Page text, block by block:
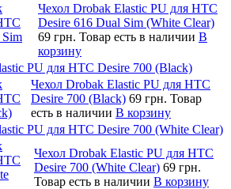
Чехол Drobak Elastic PU для HTC
Desire 616 Dual Sim (White Clear)
69 грн. Товар есть в наличии В
корзину
PU для HTC Desire 700 (Black)
Чехол Drobak Elastic PU для HTC
Desire 700 (Black) 69 грн. Товар
есть в наличии В корзину
PU для HTC Desire 700 (White Clear)
Чехол Drobak Elastic PU для HTC
Desire 700 (White Clear) 69 грн.
Товар есть в наличии В корзину